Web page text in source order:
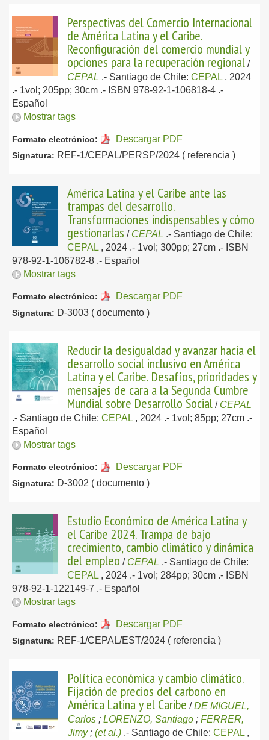
Perspectivas del Comercio Internacional
de América Latina y el Caribe.
Reconfiguración del comercio mundial y
opciones para la recuperación regional /
CEPAL .- Santiago de Chile: CEPAL , 2024
.- 1vol; 205pp; 30cm .- ISBN 978-92-1-106818-4 .-
Español
Mostrar tags
Formato electrónico: Descargar PDF
Signatura: REF-1/CEPAL/PERSP/2024 ( referencia )
América Latina y el Caribe ante las
trampas del desarrollo.
Transformaciones indispensables y cómo
gestionarlas / CEPAL .- Santiago de Chile:
CEPAL , 2024 .- 1vol; 300pp; 27cm .- ISBN
978-92-1-106782-8 .- Español
Mostrar tags
Formato electrónico: Descargar PDF
Signatura: D-3003 ( documento )
Reducir la desigualdad y avanzar hacia el
desarrollo social inclusivo en América
Latina y el Caribe. Desafíos, prioridades y
mensajes de cara a la Segunda Cumbre
Mundial sobre Desarrollo Social / CEPAL
.- Santiago de Chile: CEPAL , 2024 .- 1vol; 85pp; 27cm .-
Español
Mostrar tags
Formato electrónico: Descargar PDF
Signatura: D-3002 ( documento )
Estudio Económico de América Latina y
el Caribe 2024. Trampa de bajo
crecimiento, cambio climático y dinámica
del empleo / CEPAL .- Santiago de Chile:
CEPAL , 2024 .- 1vol; 284pp; 30cm .- ISBN
978-92-1-122149-7 .- Español
Mostrar tags
Formato electrónico: Descargar PDF
Signatura: REF-1/CEPAL/EST/2024 ( referencia )
Política económica y cambio climático.
Fijación de precios del carbono en
América Latina y el Caribe /DE MIGUEL,
Carlos ; LORENZO, Santiago ; FERRER,
Jimy; (et al.) .- Santiago de Chile: CEPAL ,